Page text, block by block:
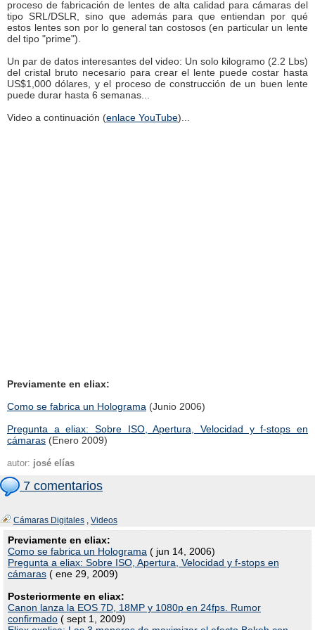
proceso de fabricación de lentes de alta calidad para cámaras del
tipo SRL/DSLR, sino que además para que entiendan por qué
estos lentes son por lo general tan costosos (en particular un lente
del tipo "prime").
Un par de datos interesantes del video: Un solo kilogramo (2.2 Lbs)
del cristal bruto necesario para crear el lente puede costar hasta
US$1,000 dólares, y el proceso de construcción de un buen lente
puede durar hasta 6 semanas...
Video a continuación (enlace YouTube)...
Previamente en eliax:
Como se fabrica un Holograma (Junio 2006)
Pregunta a eliax: Sobre ISO, Apertura, Velocidad y f-stops en
cámaras (Enero 2009)
autor: josé elías
7 comentarios
Cámaras Digitales , Videos
Previamente en eliax:
Como se fabrica un Holograma ( jun 14, 2006)
Pregunta a eliax: Sobre ISO, Apertura, Velocidad y f-stops en
cámaras ( ene 29, 2009)
Posteriormente en eliax:
Canon lanza la EOS 7D, 18MP y 1080p en 24fps. Rumor
confirmado ( sept 1, 2009)